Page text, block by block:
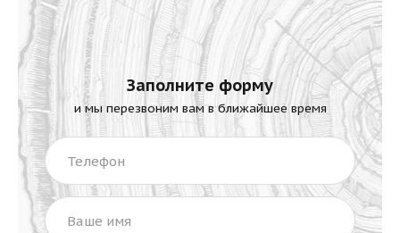
Заполните форму
и мы перезвоним вам в ближайшее время
Телефон
Ваше имя